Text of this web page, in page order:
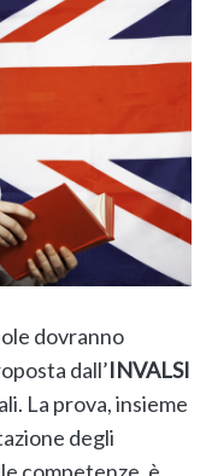
dovranno
dall’INVALSI
La prova, insieme
degli